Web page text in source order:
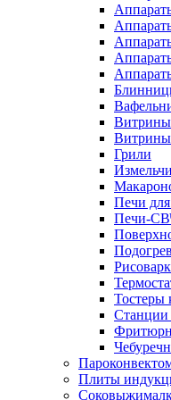
Витрины
Грили
Печи
Печи-
Тостеры
Станции
Плиты